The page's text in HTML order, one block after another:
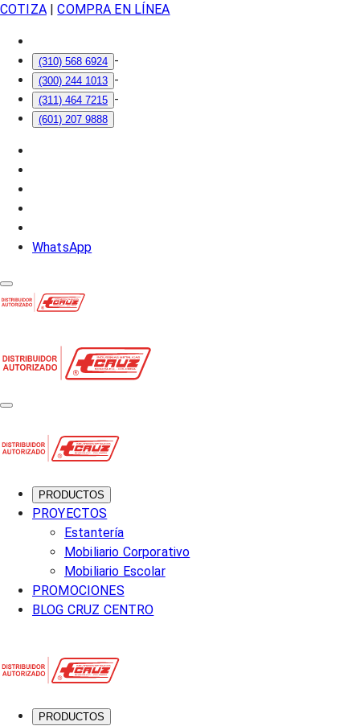
COTIZA| COMPRA EN LÍNEA
(310) 568 6924 -
(300) 244 1013 -
(311) 464 7215 -
(601) 207 9888
WhatsApp
PRODUCTOS
PROYECTOS
Estantería
Mobiliario Corporativo
Mobiliario Escolar
PROMOCIONES
BLOG CRUZ CENTRO
PRODUCTOS